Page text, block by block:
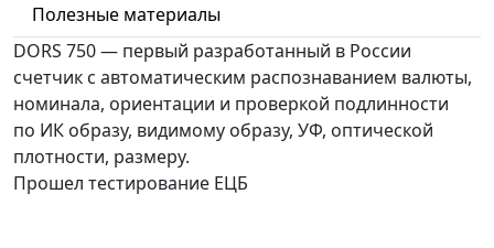
Полезные материалы
DORS 750 — первый разработанный в России
счетчик с автоматическим распознаванием валюты,
номинала, ориентации и проверкой подлинности
по ИК образу, видимому образу, УФ, оптической
плотности, размеру.
Прошел тестирование ЕЦБ